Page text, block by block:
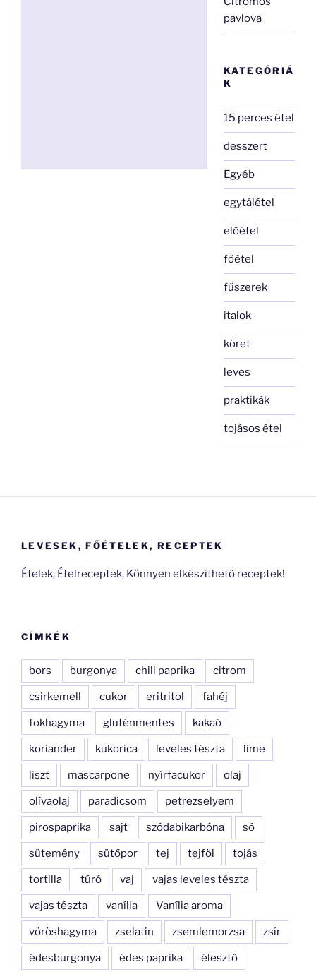
pavlova
KATEGÓRIÁ
K
15 perces étel
desszert
Egyéb
egytálétel
előétel
főétel
fűszerek
italok
köret
leves
praktikák
tojásos étel
LEVESEK, FŐÉTELEK, RECEPTEK
Ételek, Ételreceptek, Könnyen elkészíthető receptek!
CÍMKÉK
bors burgonya chili paprika citrom
csirkemell cukor eritritol fahéj
fokhagyma gluténmentes kakaó
koriander kukorica leveles tészta lime
liszt mascarpone nyírfacukor olaj
olívaolaj paradicsom petrezselyem
pirospaprika sajt szódabikarbóna só
sütemény sütőpor tej tejföl tojás
tortilla túró vaj vajas leveles tészta
vajas tészta vanília Vanília aroma
vöröshagyma zselatin zsemlemorzsa zsír
édesburgonya édes paprika élesztő